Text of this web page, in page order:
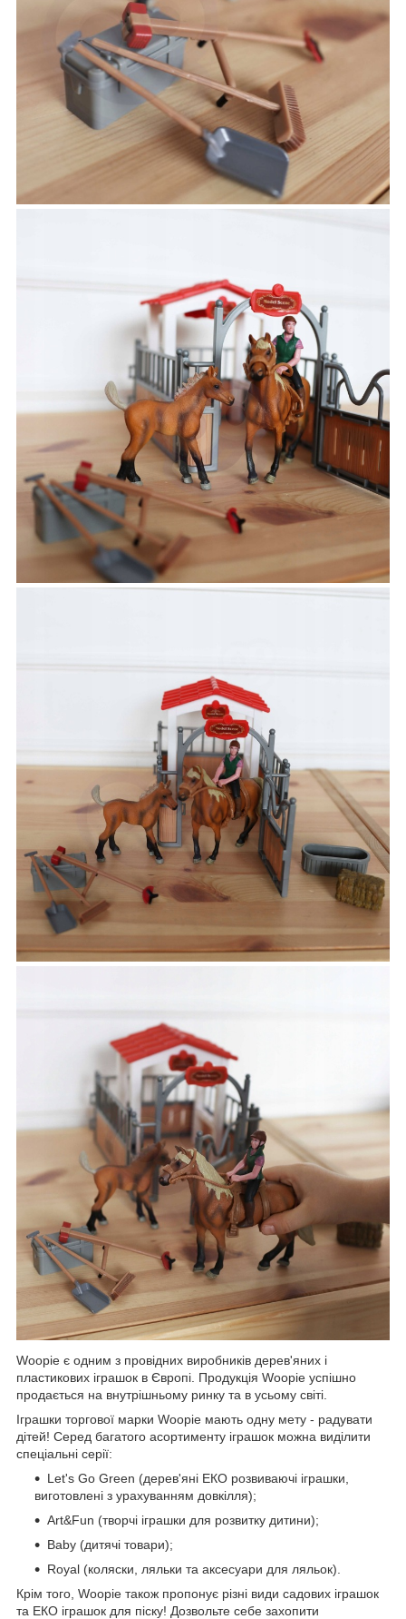
Woopie є одним з провідних виробників дерев'яних і
пластикових іграшок в Європі. Продукція Woopie успішно
продається на внутрішньому ринку та в усьому світі.
Іграшки торгової марки Woopie мають одну мету - радувати
дітей! Серед багатого асортименту іграшок можна виділити
спеціальні серії:
Let's Go Green (дерев'яні ЕКО розвиваючі іграшки,
виготовлені з урахуванням довкілля);
Art&Fun (творчі іграшки для розвитку дитини);
Baby (дитячі товари);
Royal (коляски, ляльки та аксесуари для ляльок).
Крім того, Woopie також пропонує різні види садових іграшок
та ЕКО іграшок для піску! Дозвольте себе захопити